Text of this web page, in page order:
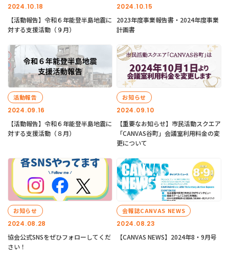
2024.10.18
【活動報告】令和６年能登半島地震に
対する支援活動（９月）
2024.10.15
2023年度事業報告書・2024年度事業
計画書
2024.09.16
活動報告
【活動報告】令和６年能登半島地震に
対する支援活動（８月）
2024.09.10
お知らせ
【重要なお知らせ】市民活動スクエア
「CANVAS谷町」会議室利用料金の変
更について
2024.08.28
お知らせ
協会公式SNSをぜひフォローしてくだ
さい！
2024.08.23
会報誌CANVAS NEWS
【CANVAS NEWS】2024年8・9月号